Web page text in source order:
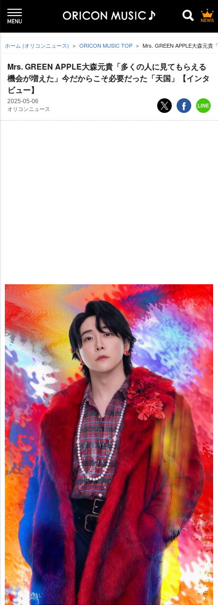
ホーム (オリコンニュース) ORICON MUSIC TOP Mrs. GREEN APPLE大森元貴
Mrs. GREEN APPLE大森元貴「多くの人に見てもらえる
機会が増えた」今だからこそ必要だった「天国」【インタ
ビュー】
2025-05-06
オリコンニュース